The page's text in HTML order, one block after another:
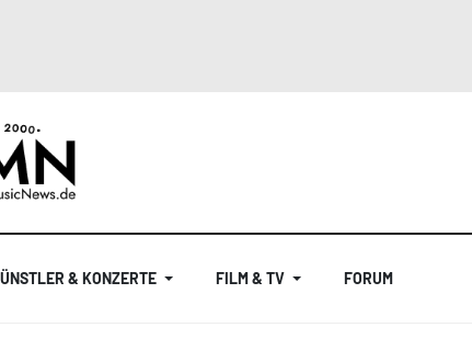
& KONZERTE FILM & TV FORUM